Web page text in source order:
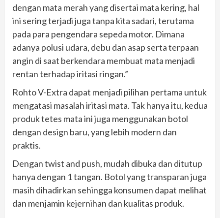
dengan mata merah yang disertai mata kering, hal
ini sering terjadi juga tanpa kita sadari, terutama
pada para pengendara sepeda motor. Dimana
adanya polusi udara, debu dan asap serta terpaan
angin di saat berkendara membuat mata menjadi
rentan terhadap iritasi ringan.”
Rohto V-Extra dapat menjadi pilihan pertama untuk
mengatasi masalah iritasi mata. Tak hanya itu, kedua
produk tetes mata ini juga menggunakan botol
dengan design baru, yang lebih modern dan
praktis.
Dengan twist and push, mudah dibuka dan ditutup
hanya dengan 1 tangan. Botol yang transparan juga
masih dihadirkan sehingga konsumen dapat melihat
dan menjamin kejernihan dan kualitas produk.